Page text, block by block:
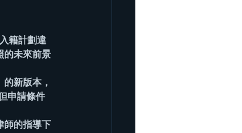
籍計劃違
的未來前景
新版本，
申請條件
師的指導下